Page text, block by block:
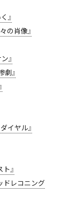
』
の肖像』
』
劇』
イヤル』
』
ドレコニング